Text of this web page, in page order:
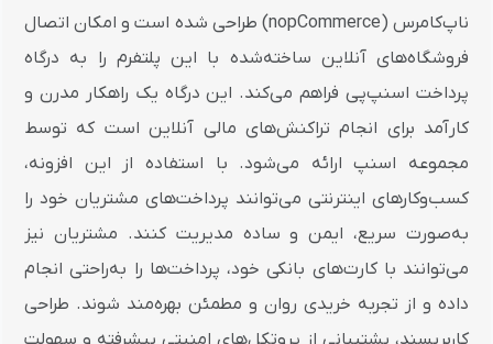
ناپ‌کامرس (nopCommerce) طراحی شده است و امکان اتصال
فروشگاه‌های آنلاین ساخته‌شده با این پلتفرم را به درگاه
پرداخت اسنپ‌پی فراهم می‌کند. این درگاه یک راهکار مدرن و
کارآمد برای انجام تراکنش‌های مالی آنلاین است که توسط
مجموعه اسنپ ارائه می‌شود. با استفاده از این افزونه،
کسب‌وکارهای اینترنتی می‌توانند پرداخت‌های مشتریان خود را
به‌صورت سریع، ایمن و ساده مدیریت کنند. مشتریان نیز
می‌توانند با کارت‌های بانکی خود، پرداخت‌ها را به‌راحتی انجام
داده و از تجربه خریدی روان و مطمئن بهره‌مند شوند. طراحی
کاربرپسند، پشتیبانی از پروتکل‌های امنیتی پیشرفته و سهولت